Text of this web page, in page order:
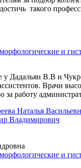
такого
и
у Дадальян В.В и
Врачи
за работу
Наталья
Владимирович
и